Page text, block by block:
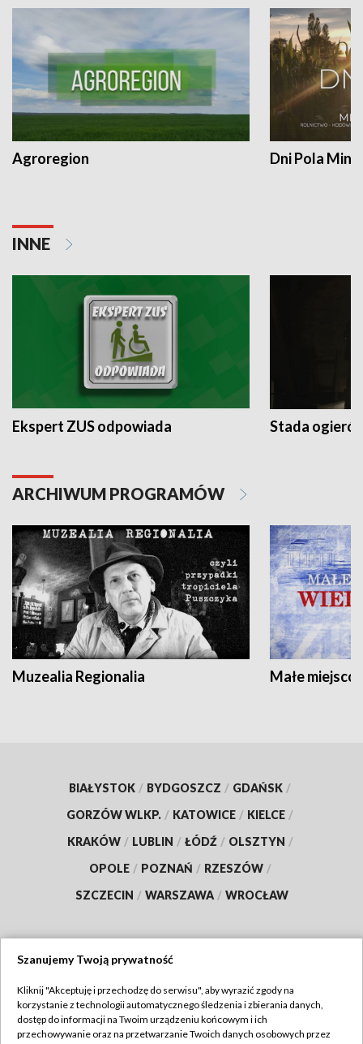
Agroregion Dni Pola
INNE
Ekspert ZUS odpowiada Stada
ARCHIWUM PROGRAMÓW
Muzealia Regionalia Małe
BIAŁYSTOK / BYDGOSZCZ / GDAŃSK /
GORZÓW WLKP. / KATOWICE / KIELCE /
KRAKÓW / LUBLIN / ŁÓDŹ / OLSZTYN /
OPOLE / POZNAŃ / RZESZÓW /
SZCZECIN / WARSZAWA / WROCŁAW
TVP
Abonament TVP
Regulamin TVP
Szanujemy Twoją prywatność
Kliknij "Akceptuję i przechodzę do serwisu", aby wyrazić zgody na
korzystanie z technologii automatycznego śledzenia i zbierania danych,
dostęp do informacji na Twoim urządzeniu końcowym i ich
przechowywanie oraz na przetwarzanie Twoich danych osobowych przez